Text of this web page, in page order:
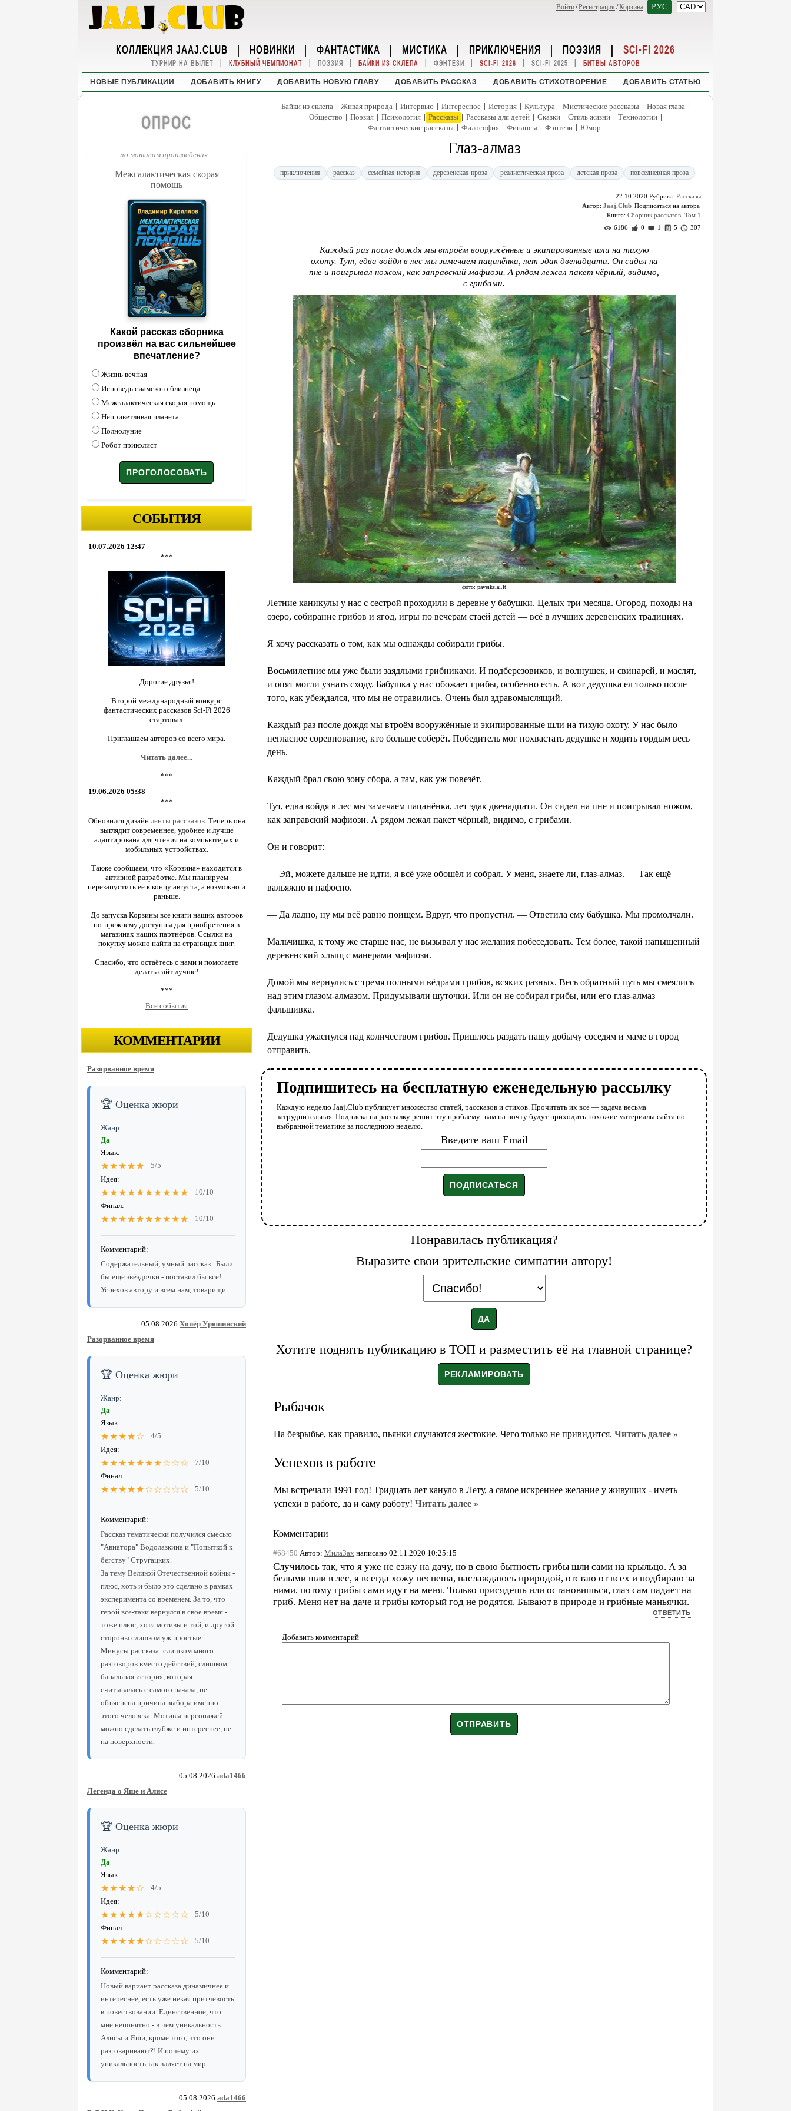
Войти/Регистрация /Корзина РУС
КОЛЛЕКЦИЯ JAAJ.CLUB | НОВИНКИ | ФАНТАСТИКА | МИСТИКА | ПРИКЛЮЧЕНИЯ | ПОЭЗИЯ | SCI-FI 2026
ТУРНИР НА ВЫЛЕТ | КЛУБНЫЙ ЧЕМПИОНАТ | ПОЭЗИЯ | БАЙКИ ИЗ СКЛЕПА | ФЭНТЕЗИ | SCI-FI 2026 | SCI-FI 2025 | БИТВЫ АВТОРОВ
НОВЫЕ ПУБЛИКАЦИИ ДОБАВИТЬ КНИГУ ДОБАВИТЬ НОВУЮ ГЛАВУ ДОБАВИТЬ РАССКАЗ ДОБАВИТЬ СТИХОТВОРЕНИЕ ДОБАВИТЬ СТАТЬЮ
ОПРОС
по мотивам произведения...
Межгалактическая скорая
помощь
Какой рассказ сборника
произвёл на вас сильнейшее
впечатление?
Жизнь вечная
Исповедь сиамского близнеца
Межгалактическая скорая помощь
Неприветливая планета
Полнолуние
Робот приколист
СОБЫТИЯ
10.07.2026 12:47
***
Дорогие друзья!
Второй международный конкурс
фантастических рассказов Sci-Fi 2026
стартовал.
Приглашаем авторов со всего мира.
Читать далее...
***
19.06.2026 05:38
***
Обновился дизайн ленты рассказов. Теперь она
выглядит современнее, удобнее и лучше
адаптирована для чтения на компьютерах и
мобильных устройствах.
Также сообщаем, что «Корзина» находится в
активной разработке. Мы планируем
перезапустить её к концу августа, а возможно и
раньше.
До запуска Корзины все книги наших авторов
по-прежнему доступны для приобретения в
магазинах наших партнёров. Ссылки на
покупку можно найти на страницах книг.
Спасибо, что остаётесь с нами и помогаете
делать сайт лучше!
***
Все события
КОММЕНТАРИИ
Разорванное время
🏆 Оценка жюри
Жанр:
Да
Язык:
★★★★★
5/5
Идея:
★★★★★★★★★★
10/10
Финал:
★★★★★★★★★★ 10/10
Комментарий:
Содержательный, умный рассказ...Были
бы ещё звёздочки - поставил бы все!
Успехов автору и всем нам, товарищи.
05.08.2026 Хопёр Урюпинский
Разорванное время
🏆 Оценка жюри
Жанр:
Да
Язык:
★★★★☆
4/5
Идея:
★★★★★★★☆☆☆
7/10
Финал:
★★★★★☆☆☆☆☆ 5/10
Комментарий:
Рассказ тематически получился смесью
"Авиатора" Водолазкина и "Попыткой к
бегству" Стругацких.
За тему Великой Отечественной войны -
плюс, хоть и было это сделано в рамках
эксперимента со временем. За то, что
герой все-таки вернулся в свое время -
тоже плюс, хотя мотивы и той, и другой
стороны слишком уж простые.
Минусы рассказа: слишком много
разговоров вместо действий, слишком
банальная история, которая
считывалась с самого начала, не
объяснена причина выбора именно
этого человека. Мотивы персонажей
можно сделать глубже и интереснее, не
на поверхности.
05.08.2026 ada1466
Легенда о Яше и Алисе
🏆 Оценка жюри
Жанр:
Да
Язык:
★★★★☆
4/5
Идея:
★★★★★☆☆☆☆☆
5/10
Финал:
★★★★★☆☆☆☆☆ 5/10
Комментарий:
Новый вариант рассказа динамичнее и
интереснее, есть уже некая притчевость
в повествовании. Единственное, что
мне непонятно - в чем уникальность
Алисы и Яши, кроме того, что они
разговаривают?! И почему их
уникальность так влияет на мир.
05.08.2026 ada1466
Байки из склепа | Живая природа | Интервью | Интересное | История | Культура | Мистические рассказы | Новая глава |
Общество | Поэзия | Психология | Рассказы | Рассказы для детей | Сказки | Стиль жизни | Технологии |
Фантастические рассказы | Философия | Финансы | Фэнтези | Юмор
Глаз-алмаз
приключения рассказ семейная история деревенская проза реалистическая проза детская проза повседневная проза
22.10.2020 Рубрика: Рассказы
Автор: Jaaj.Club
Книга: Сборник рассказов. Том 1
6186
0 1 5 307
Каждый раз после дождя мы втроём вооружённые и экипированные шли на тихую
охоту. Тут, едва войдя в лес мы замечаем пацанёнка, лет эдак двенадцати. Он сидел на
пне и поигрывал ножом, как заправский мафиози. А рядом лежал пакет чёрный, видимо,
с грибами.
фото: paveikslai.lt
Летние каникулы у нас с сестрой проходили в деревне у бабушки. Целых три месяца. Огород, походы на
озеро, собирание грибов и ягод, игры по вечерам стаей детей — всё в лучших деревенских традициях.
Я хочу рассказать о том, как мы однажды собирали грибы.
Восьмилетние мы уже были заядлыми грибниками. И подберезовиков, и волнушек, и свинарей, и маслят,
и опят могли узнать сходу. Бабушка у нас обожает грибы, особенно есть. А вот дедушка ел только после
того, как убеждался, что мы не отравились. Очень был здравомыслящий.
Каждый раз после дождя мы втроём вооружённые и экипированные шли на тихую охоту. У нас было
негласное соревнование, кто больше соберёт. Победитель мог похвастать дедушке и ходить гордым весь
день.
Каждый брал свою зону сбора, а там, как уж повезёт.
Тут, едва войдя в лес мы замечаем пацанёнка, лет эдак двенадцати. Он сидел на пне и поигрывал ножом,
как заправский мафиози. А рядом лежал пакет чёрный, видимо, с грибами.
Он и говорит:
— Эй, можете дальше не идти, я всё уже обошёл и собрал. У меня, знаете ли, глаз-алмаз. — Так ещё
вальяжно и пафосно.
— Да ладно, ну мы всё равно поищем. Вдруг, что пропустил. — Ответила ему бабушка. Мы промолчали.
Мальчишка, к тому же старше нас, не вызывал у нас желания побеседовать. Тем более, такой напыщенный
деревенский хлыщ с манерами мафиози.
Домой мы вернулись с тремя полными вёдрами грибов, всяких разных. Весь обратный путь мы смеялись
над этим глазом-алмазом. Придумывали шуточки. Или он не собирал грибы, или его глаз-алмаз
фальшивка.
Дедушка ужаснулся над количеством грибов. Пришлось раздать нашу добычу соседям и маме в город
отправить.
Подпишитесь на бесплатную еженедельную рассылку
Каждую неделю Jaaj.Club публикует множество статей, рассказов и стихов. Прочитать их все — задача весьма
затруднительная. Подписка на рассылку решит эту проблему: вам на почту будут приходить похожие материалы сайта по
выбранной тематике за последнюю неделю.
Введите ваш Email
Понравилась публикация?
Выразите свои зрительские симпатии автору!
Хотите поднять публикацию в ТОП и разместить её на главной странице?
Рыбачок
На безрыбье, как правило, пьянки случаются жестокие. Чего только не привидится. Читать далее »
Успехов в работе
Мы встречали 1991 год! Тридцать лет кануло в Лету, а самое искреннее желание у живущих - иметь
успехи в работе, да и саму работу! Читать далее »
Комментарии
#68450 Автор: МилаЗах написано 02.11.2020 10:25:15
Случилось так, что я уже не езжу на дачу, но в свою бытность грибы шли сами на крыльцо. А за
белыми шли в лес, я всегда хожу неспеша, наслаждаюсь природой, отстаю от всех и подбираю за
ними, потому грибы сами идут на меня. Только присядешь или остановишься, глаз сам падает на
гриб. Меня нет на даче и грибы который год не родятся. Бывают в природе и грибные маньячки.
Добавить комментарий